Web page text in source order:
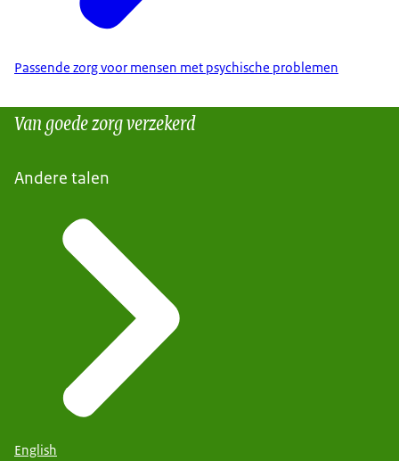
Passende zorg voor mensen met psychische problemen
Van goede zorg verzekerd
Andere talen
English